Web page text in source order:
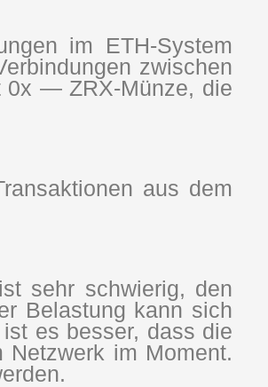
im ETH-System
zwischen
0x — ZRX-Münze, die
aus dem
sehr schwierig, den
Belastung kann sich
es besser, dass die
im Moment.